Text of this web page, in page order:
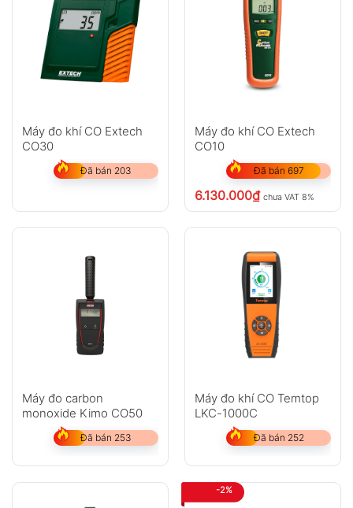
Máy đo khí CO Extech
CO30
Đã bán 203
Máy đo khí CO Extech
CO10
Đã bán 697
6.130.000₫ chưa VAT 8%
Máy đo carbon
monoxide Kimo CO50
Đã bán 253
Máy đo khí CO Temtop
LKC-1000C
Đã bán 252
-2%